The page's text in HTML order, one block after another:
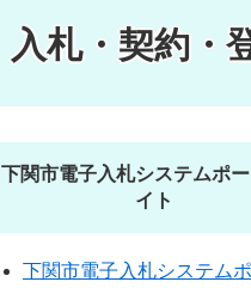
入札・契約・
下関市電子入札システムポ
イト
下関市電子入札システム